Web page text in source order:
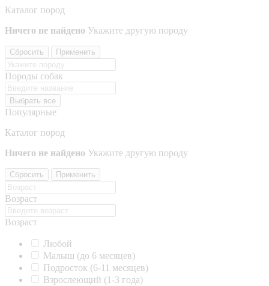
Каталог пород
Ничего не найдено Укажите другую породу
Сбросить Применить
Породы собак
Выбрать все
Популярные
Каталог пород
Ничего не найдено Укажите другую породу
Сбросить Применить
Возраст
Возраст
Любой
Малыш (до 6 месяцев)
Подросток (6-11 месяцев)
Взрослеющий (1-3 года)